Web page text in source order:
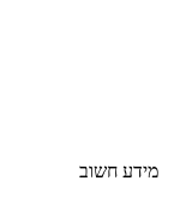
מידע חשוב